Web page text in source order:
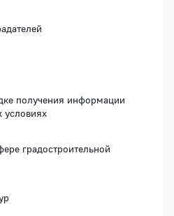
получения информации
условиях
градостроительной